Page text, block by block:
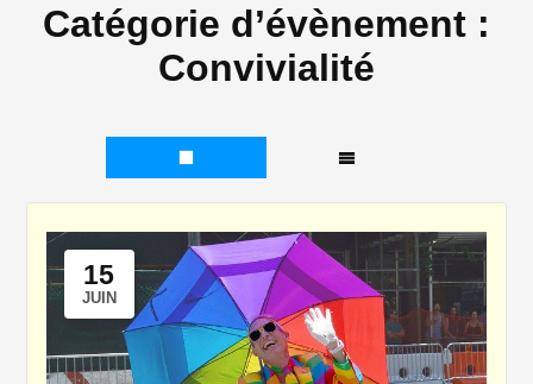
Catégorie d’évènement :
Convivialité
15
JUIN